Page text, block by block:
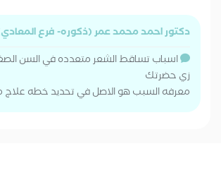
دكتور احمد محمد عمر (ذكوره- فرع
اسباب تساقط الشعر متعدده في السن
زي حضرتك
معرفه السبب هو الاصل في تحديد خطه علاج